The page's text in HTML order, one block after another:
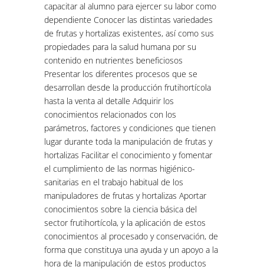
capacitar al alumno para ejercer su labor como
dependiente Conocer las distintas variedades
de frutas y hortalizas existentes, así como sus
propiedades para la salud humana por su
contenido en nutrientes beneficiosos
Presentar los diferentes procesos que se
desarrollan desde la producción frutihortícola
hasta la venta al detalle Adquirir los
conocimientos relacionados con los
parámetros, factores y condiciones que tienen
lugar durante toda la manipulación de frutas y
hortalizas Facilitar el conocimiento y fomentar
el cumplimiento de las normas higiénico-
sanitarias en el trabajo habitual de los
manipuladores de frutas y hortalizas Aportar
conocimientos sobre la ciencia básica del
sector frutihortícola, y la aplicación de estos
conocimientos al procesado y conservación, de
forma que constituya una ayuda y un apoyo a la
hora de la manipulación de estos productos